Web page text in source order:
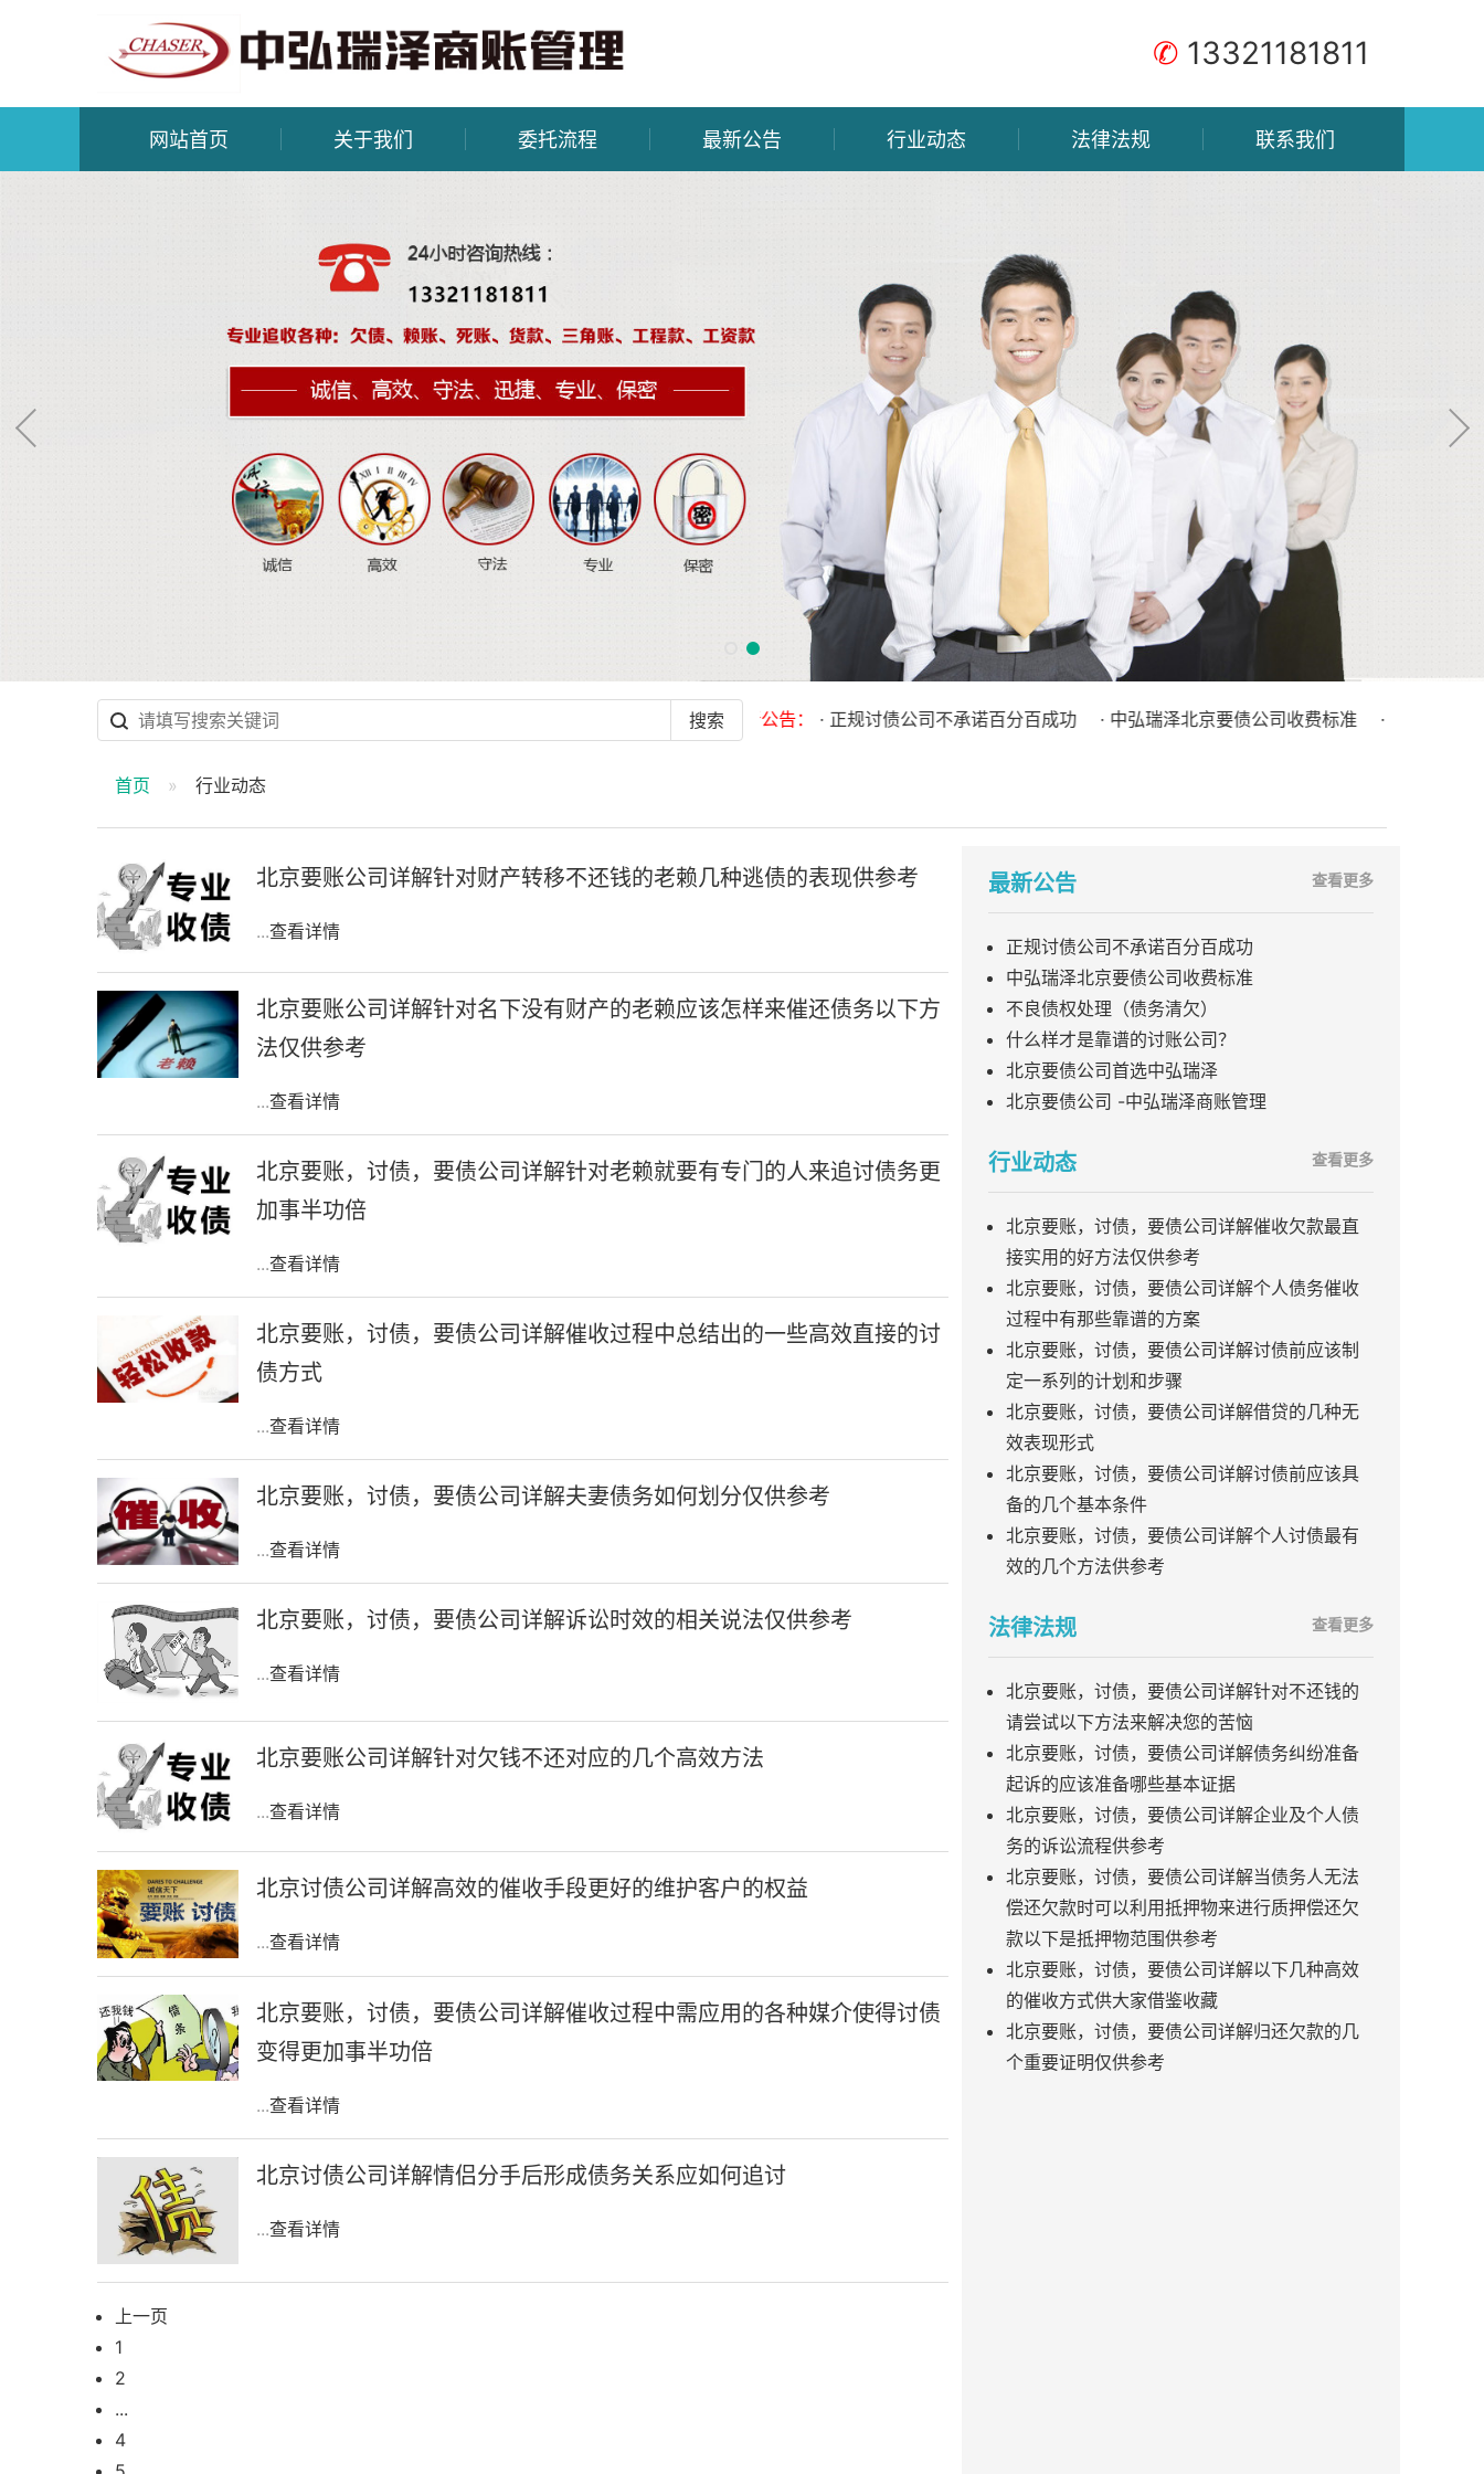
✆13321181811
网站首页 关于我们 委托流程 最新公告 行业动态 法律法规 联系我们
最新公告： · 正规讨债公司不承诺百分百成功 · 中弘瑞泽北京要债公司收费标准 · 不良债权处理（债
首页 行业动态
北京要账公司详解针对财产转移不还钱的老赖几种逃债的表现供参考
...查看详情
北京要账公司详解针对名下没有财产的老赖应该怎样来催还债务以下方
法仅供参考
...查看详情
北京要账，讨债，要债公司详解针对老赖就要有专门的人来追讨债务更
加事半功倍
...查看详情
北京要账，讨债，要债公司详解催收过程中总结出的一些高效直接的讨
债方式
...查看详情
北京要账，讨债，要债公司详解夫妻债务如何划分仅供参考
...查看详情
北京要账，讨债，要债公司详解诉讼时效的相关说法仅供参考
...查看详情
北京要账公司详解针对欠钱不还对应的几个高效方法
...查看详情
北京讨债公司详解高效的催收手段更好的维护客户的权益
...查看详情
北京要账，讨债，要债公司详解催收过程中需应用的各种媒介使得讨债
变得更加事半功倍
...查看详情
北京讨债公司详解情侣分手后形成债务关系应如何追讨
...查看详情
上一页
1
2
...
4
最新公告 查看更多
正规讨债公司不承诺百分百成功
中弘瑞泽北京要债公司收费标准
不良债权处理（债务清欠）
什么样才是靠谱的讨账公司？
北京要债公司首选中弘瑞泽
北京要债公司 -中弘瑞泽商账管理
行业动态 查看更多
北京要账，讨债，要债公司详解催收欠款最直
接实用的好方法仅供参考
北京要账，讨债，要债公司详解个人债务催收
过程中有那些靠谱的方案
北京要账，讨债，要债公司详解讨债前应该制
定一系列的计划和步骤
北京要账，讨债，要债公司详解借贷的几种无
效表现形式
北京要账，讨债，要债公司详解讨债前应该具
备的几个基本条件
北京要账，讨债，要债公司详解个人讨债最有
效的几个方法供参考
法律法规 查看更多
北京要账，讨债，要债公司详解针对不还钱的
请尝试以下方法来解决您的苦恼
北京要账，讨债，要债公司详解债务纠纷准备
起诉的应该准备哪些基本证据
北京要账，讨债，要债公司详解企业及个人债
务的诉讼流程供参考
北京要账，讨债，要债公司详解当债务人无法
偿还欠款时可以利用抵押物来进行质押偿还欠
款以下是抵押物范围供参考
北京要账，讨债，要债公司详解以下几种高效
的催收方式供大家借鉴收藏
北京要账，讨债，要债公司详解归还欠款的几
个重要证明仅供参考